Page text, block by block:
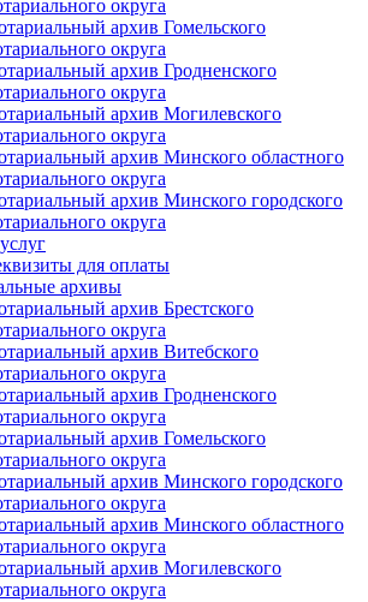
округа
архив Гомельского
округа
архив Гродненского
округа
архив Могилевского
округа
архив Минского областного
округа
архив Минского городского
округа
для оплаты
архивы
архив Брестского
округа
архив Витебского
округа
архив Гродненского
округа
архив Гомельского
округа
архив Минского городского
округа
архив Минского областного
округа
архив Могилевского
округа